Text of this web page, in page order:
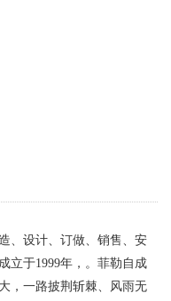
、设计、订做、销售、安
立于1999年，。菲勒自成
，一路披荆斩棘、风雨无